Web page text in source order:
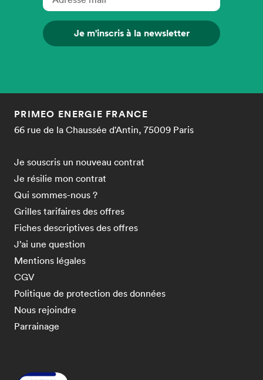
Je m'inscris à la newsletter
PRIMEO ENERGIE FRANCE
66 rue de la Chaussée d'Antin, 75009 Paris
Je souscris un nouveau contrat
Je résilie mon contrat
Qui sommes-nous ?
Grilles tarifaires des offres
Fiches descriptives des offres
J’ai une question
Mentions légales
CGV
Politique de protection des données
Nous rejoindre
Parrainage